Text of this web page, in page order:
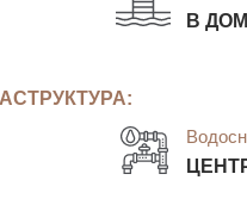
В